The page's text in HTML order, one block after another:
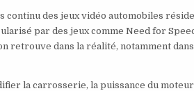
continu des jeux vidéo automobiles
par des jeux comme Need for
retrouve dans la réalité, notamment
la carrosserie, la puissance du